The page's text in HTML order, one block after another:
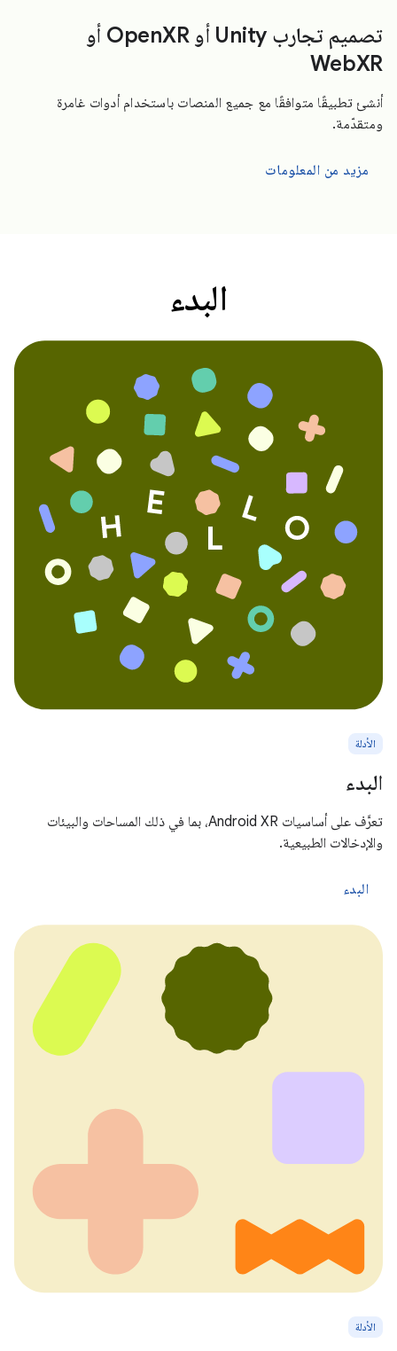
تصميم تجارب Unity أو OpenXR أو
WebXR
أنشئ تطبيقًا متوافقًا مع جميع المنصات باستخدام أدوات غامرة
ومتقدّمة.
مزيد من المعلومات
البدء
الأدلة
البدء
تعرَّف على أساسيات Android XR، بما في ذلك المساحات والبيئات
والإدخالات الطبيعية.
البدء
الأدلة